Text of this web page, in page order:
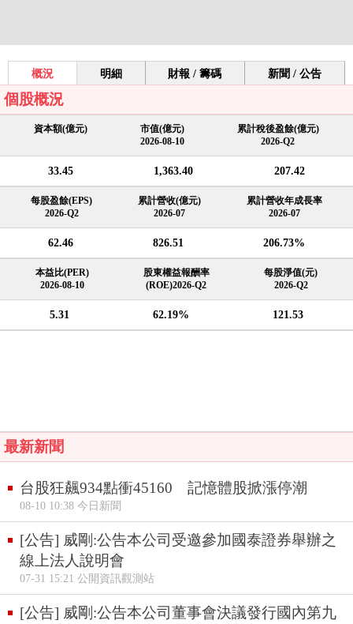
概況 明細 財報 / 籌碼 新聞 / 公告
個股概況
資本額(億元)
市值(億元)
2026-08-10
累計稅後盈餘(億元)
2026-Q2
33.45 1,363.40 207.42
每股盈餘(EPS)
2026-Q2
累計營收(億元)
2026-07
累計營收年成長率
2026-07
62.46 826.51 206.73%
本益比(PER)
2026-08-10
股東權益報酬率
(ROE)2026-Q2
每股淨值(元)
2026-Q2
5.31 62.19% 121.53
最新新聞
台股狂飆934點衝45160 記憶體股掀漲停潮
08-10 10:38 今日新聞
[公告] 威剛:公告本公司受邀參加國泰證券舉辦之
線上法人說明會
07-31 15:21 公開資訊觀測站
[公告] 威剛:公告本公司董事會決議發行國內第九